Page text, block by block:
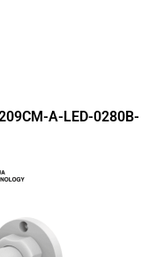
A-LED-0280B-